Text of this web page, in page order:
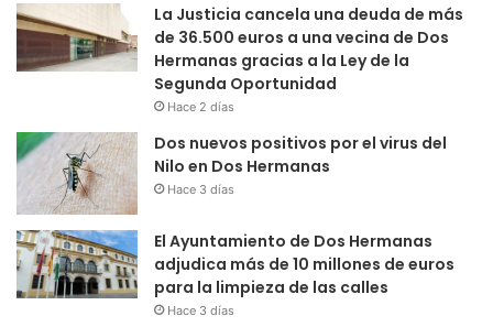
La Justicia cancela una deuda de más
de 36.500 euros a una vecina de Dos
Hermanas gracias a la Ley de la
Segunda Oportunidad
Hace 2 días
Dos nuevos positivos por el virus del
Nilo en Dos Hermanas
Hace 3 días
El Ayuntamiento de Dos Hermanas
adjudica más de 10 millones de euros
para la limpieza de las calles
Hace 3 días